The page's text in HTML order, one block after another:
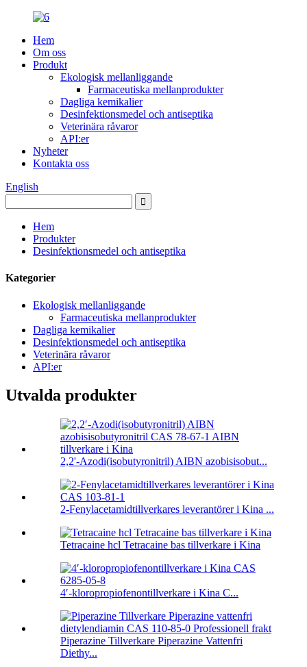
Hem
Om oss
Produkt
Ekologisk mellanliggande
Farmaceutiska mellanprodukter
Dagliga kemikalier
Desinfektionsmedel och antiseptika
Veterinära råvaror
API:er
Nyheter
Kontakta oss
English
Hem
Produkter
Desinfektionsmedel och antiseptika
Kategorier
Ekologisk mellanliggande
Farmaceutiska mellanprodukter
Dagliga kemikalier
Desinfektionsmedel och antiseptika
Veterinära råvaror
API:er
Utvalda produkter
2,2'-Azodi(isobutyronitril) AIBN azobisisobut...
2-Fenylacetamidtillverkares leverantörer i Kina ...
Tetracaine hcl Tetracaine bas tillverkare i Kina
4′-kloropropiofenontillverkare i Kina C...
Piperazine Tillverkare Piperazine Vattenfri
Diethy...